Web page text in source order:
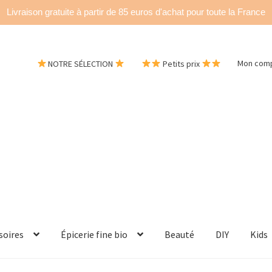
Livraison gratuite à partir de 85 euros d'achat pour toute la France
NOTRE SÉLECTION Petits prix Mon
Épicerie fine bio Beauté DIY Kids